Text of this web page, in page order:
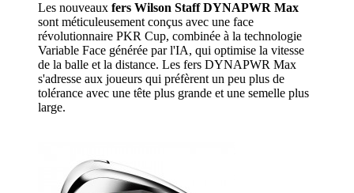
Les nouveaux fers Wilson Staff DYNAPWR Max
sont méticuleusement conçus avec une face
révolutionnaire PKR Cup, combinée à la technologie
Variable Face générée par l'IA, qui optimise la vitesse
de la balle et la distance. Les fers DYNAPWR Max
s'adresse aux joueurs qui préfèrent un peu plus de
tolérance avec une tête plus grande et une semelle plus
large.